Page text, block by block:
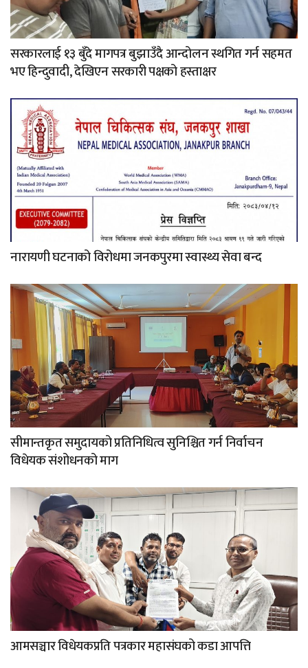
सरकारलाई १३ बुँदे मागपत्र बुझाउँदै आन्दोलन स्थगित गर्न सहमत
भए हिन्दुवादी, देखिएन सरकारी पक्षको हस्ताक्षर
नारायणी घटनाको विरोधमा जनकपुरमा स्वास्थ्य सेवा बन्द
सीमान्तकृत समुदायको प्रतिनिधित्व सुनिश्चित गर्न निर्वाचन
विधेयक संशोधनको माग
आमसञ्चार विधेयकप्रति पत्रकार महासंघको कडा आपत्ति